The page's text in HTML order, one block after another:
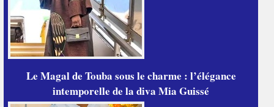
Le Magal de Touba sous le charme : l’élégance
intemporelle de la diva Mia Guissé